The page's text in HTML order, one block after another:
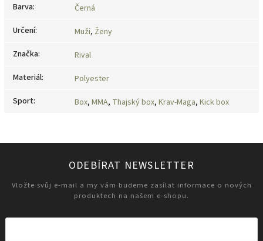
Barva:
Černá
Určení: Muži, Ženy
Značka:
Rival
Materiál:
Polyester
Sport: Box, MMA, Thajský box, Krav-Maga, Kick box
ODEBÍRAT NEWSLETTER
Vložte svůj e-mail a my vám budeme zasílat informace o nových
produktech na našem e-shopu.